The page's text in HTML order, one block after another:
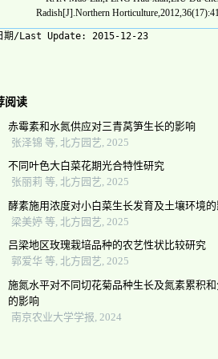
Radish[J].Northern
期/Last Update: 2015-12-23
阅读
赤霉素和水氮供应对三青莴笋生长的影响
张泽锦 等, 北方园艺, 2025
不同叶色大白菜花期光合特性研究
张丽莉 等, 北方园艺, 2025
酵素施用浓度对小白菜生长发育及土壤环境
梁美婷 等, 北方园艺, 2025
吕梁地区玫瑰栽培品种的农艺性状比较研究
郭爱华 等, 北方园艺, 2025
施氮水平对不同切花菊品种生长及氮素累积
的影响
南京农业大学学报, 2024